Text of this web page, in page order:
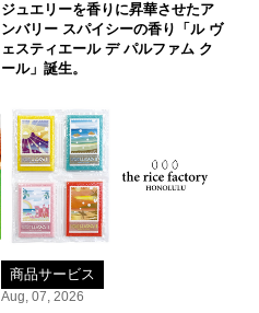
ジュエリーを香りに昇華させたア
ンバリー スパイシーの香り「ル ヴ
ェスティエール デ パルファム ク
ール」誕生。
商品サービス
Aug, 07, 2026